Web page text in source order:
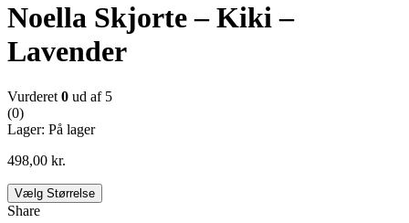
Noella Skjorte – Kiki –
Lavender
Vurderet 0 ud af 5
(0)
Lager: På lager
498,00 kr.
Vælg Størrelse
Share